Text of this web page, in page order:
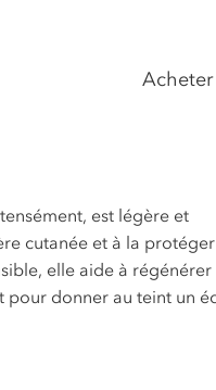
est légère et
cutanée et à la
elle aide à régénérer
pour donner au teint un